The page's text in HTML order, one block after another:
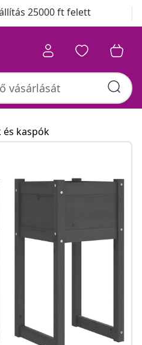
25000 ft felett
és kaspók